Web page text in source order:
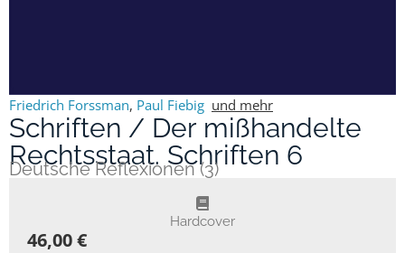
Friedrich Forssman, Paul Fiebig und mehr
Schriften / Der mißhandelte
Rechtsstaat. Schriften 6
Deutsche Reflexionen (3)
Hardcover
46,00 €